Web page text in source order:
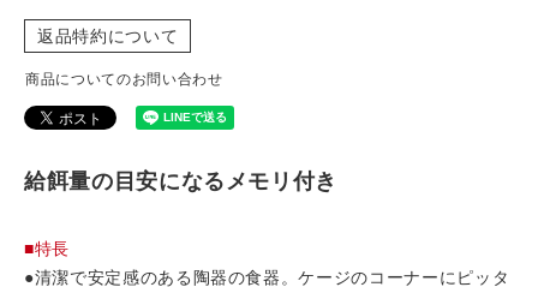
返品特約について
商品についてのお問い合わせ
給餌量の目安になるメモリ付き
■特長
●清潔で安定感のある陶器の食器。ケージのコーナーにピッタ